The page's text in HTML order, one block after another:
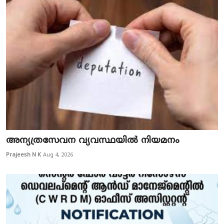
അന്യത്രസേവന വ്യവസ്ഥയിൽ നിയമനം
Prajeesh N K Aug 4, 2026